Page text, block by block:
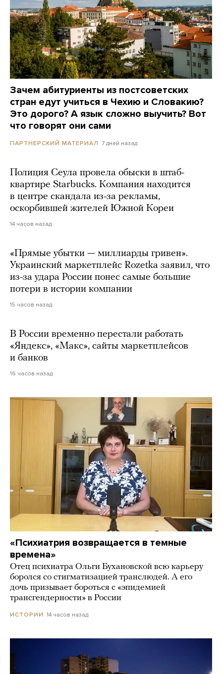
Зачем абитуриенты из постсоветских
стран едут учиться в Чехию и Словакию?
Это дорого? А язык сложно выучить? Вот
что говорят они сами
ПАРТНЕРСКИЙ МАТЕРИАЛ 7 дней назад
Полиция Сеула провела обыски в штаб-
квартире Starbucks. Компания находится
в центре скандала из-за рекламы,
оскорбившей жителей Южной Кореи
14 часов назад
«Прямые убытки — миллиарды гривен».
Украинский маркетплейс Rozetka заявил, что
из-за удара России понес самые большие
потери в истории компании
15 часов назад
В России временно перестали работать
«Яндекс», «Макс», сайты маркетплейсов
и банков
16 часов назад
«Психиатрия возвращается в темные
времена»
Отец психиатра Ольги Бухановской всю карьеру
боролся со стигматизацией транслюдей. А его
дочь призывает бороться с «эпидемией
трансгендерности» в России
ИСТОРИИ 14 часов назад